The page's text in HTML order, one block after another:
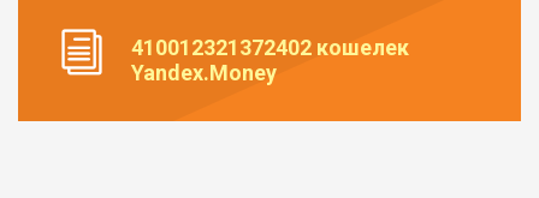
410012321372402 кошелек
Yandex.Money